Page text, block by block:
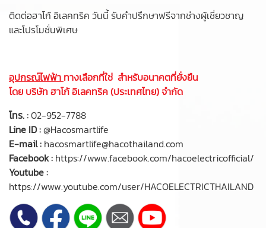
ติดต่อฮาโก้ อิเลคทริค วันนี้ รับคำปรึกษาฟรีจากช่างผู้เชี่ยวชาญ
และโปรโมชั่นพิเศษ
อุปกรณ์ไฟฟ้า ทางเลือกที่ใช่ สำหรับอนาคตที่ยั่งยืน
โดย บริษัท ฮาโก้ อิเลคทริค (ประเทศไทย) จำกัด
โทร. :02-952-7788
Line ID :@Hacosmartlife
E-mail : hacosmartlife@hacothailand.com
Facebook : https://www.facebook.com/hacoelectricofficial/
Youtube :
https://www.youtube.com/user/HACOELECTRICTHAILAND